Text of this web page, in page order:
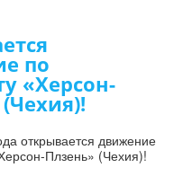
по
«Херсон-
открывается движение
Плзень» (Чехия)!